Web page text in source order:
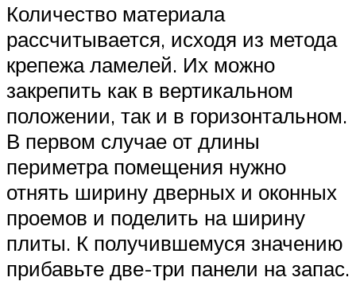
Количество материала
рассчитывается, исходя из метода
крепежа ламелей. Их можно
закрепить как в вертикальном
положении, так и в горизонтальном.
В первом случае от длины
периметра помещения нужно
отнять ширину дверных и оконных
проемов и поделить на ширину
плиты. К получившемуся значению
прибавьте две-три панели на запас.